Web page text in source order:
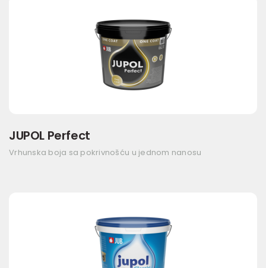
JUPOL Perfect
Vrhunska boja sa pokrivnošću u jednom nanosu